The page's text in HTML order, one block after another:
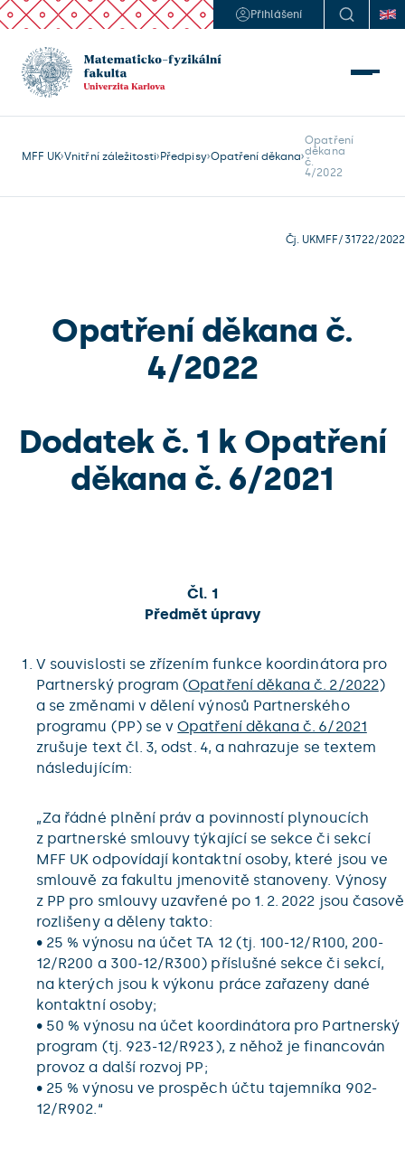
Přihlášení
MFF UK Vnitřní záležitosti Předpisy Opatření děkana
Opatření
děkana
č.
4/2022
Čj. UKMFF/31722/2022
Opatření děkana č.
4/2022
Dodatek č. 1 k Opatření
děkana č. 6/2021
Čl. 1
Předmět úpravy
V souvislosti se zřízením funkce koordinátora pro
Partnerský program (Opatření děkana č. 2/2022)
a se změnami v dělení výnosů Partnerského
programu (PP) se vOpatření děkana č. 6/2021
zrušuje text čl. 3, odst. 4, a nahrazuje se textem
následujícím:
„Za řádné plnění práv a povinností plynoucích
z partnerské smlouvy týkající se sekce či sekcí
MFF UK odpovídají kontaktní osoby, které jsou ve
smlouvě za fakultu jmenovitě stanoveny. Výnosy
z PP pro smlouvy uzavřené po 1. 2. 2022 jsou časově
rozlišeny a děleny takto:
• 25 % výnosu na účet TA 12 (tj. 100-12/R100, 200-
12/R200 a 300-12/R300) příslušné sekce či sekcí,
na kterých jsou k výkonu práce zařazeny dané
kontaktní osoby;
• 50 % výnosu na účet koordinátora pro Partnerský
program (tj. 923-12/R923), z něhož je financován
provoz a další rozvoj PP;
• 25 % výnosu ve prospěch účtu tajemníka 902-
12/R902.“